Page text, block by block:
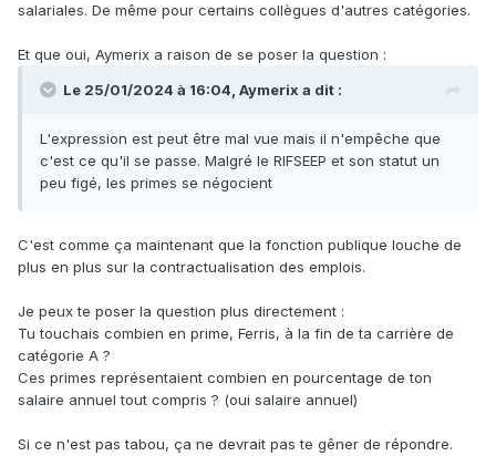
salariales. De même pour certains collègues d'autres catégories.
Et que oui, Aymerix a raison de se poser la question :
Le 25/01/2024 à 16:04, Aymerix a dit :
L'expression est peut être mal vue mais il n'empêche que
c'est ce qu'il se passe. Malgré le RIFSEEP et son statut un
peu figé, les primes se négocient
C'est comme ça maintenant que la fonction publique louche de
plus en plus sur la contractualisation des emplois.
Je peux te poser la question plus directement :
Tu touchais combien en prime, Ferris, à la fin de ta carrière de
catégorie A ?
Ces primes représentaient combien en pourcentage de ton
salaire annuel tout compris ? (oui salaire annuel)
Si ce n'est pas tabou, ça ne devrait pas te gêner de répondre.